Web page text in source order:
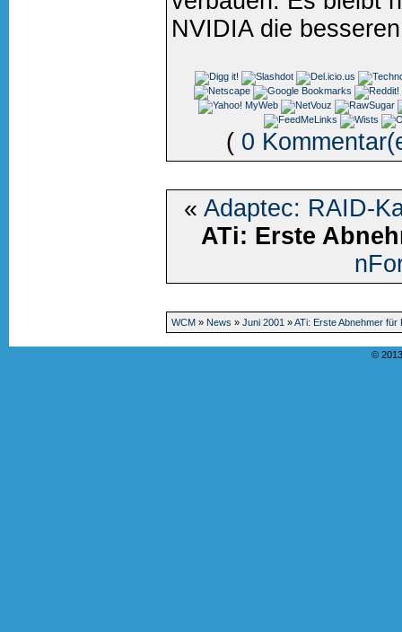
NVIDIA die
( 0
«Adaptec: RAID-
ATi: Erste
WCM » News » Juni 2001 »ATi: Erste Abnehmer für
©